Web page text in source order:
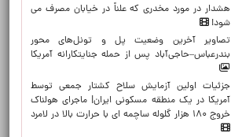
هشدار در مورد مخدری که علناً در خیابان مصرف می
شود!
تصاویر آخرین وضعیت پل و تونل‌های محور
بندرعباس–حاجی‌آباد پس از حمله جنایتکارانه آمریکا
جزئیات اولین آزمایش سلاح کشتار جمعی توسط
آمریکا در یک منطقه مسکونی ایران| ماجرای هولناک
خروج ۱۸۰ هزار گلوله ساچمه ای با حرارت بالا در لامرد